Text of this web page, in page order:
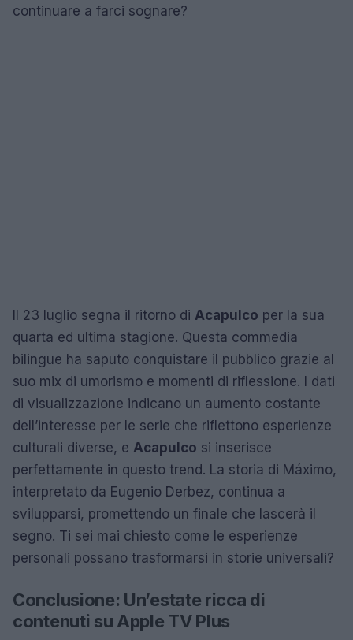
continuare a farci sognare?
Il 23 luglio segna il ritorno di Acapulco per la sua
quarta ed ultima stagione. Questa commedia
bilingue ha saputo conquistare il pubblico grazie al
suo mix di umorismo e momenti di riflessione. I dati
di visualizzazione indicano un aumento costante
dell’interesse per le serie che riflettono esperienze
culturali diverse, e Acapulco si inserisce
perfettamente in questo trend. La storia di Máximo,
interpretato da Eugenio Derbez, continua a
svilupparsi, promettendo un finale che lascerà il
segno. Ti sei mai chiesto come le esperienze
personali possano trasformarsi in storie universali?
Conclusione: Un’estate ricca di
contenuti su Apple TV Plus